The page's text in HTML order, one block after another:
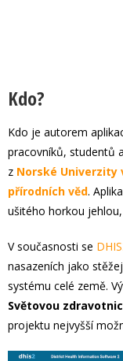
Kdo?
Kdo je autorem
pracovníků, studentů
z Norské
přírodních věd.
ušitého horkou
V současnosti se
nasazeních jako
systému celé země.
Světovou
projektu nejvyšší